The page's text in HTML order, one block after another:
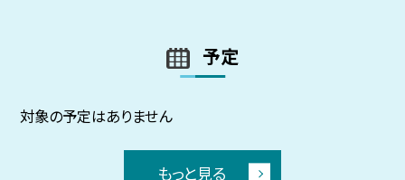
予定
対象の予定はありません
もっと見る